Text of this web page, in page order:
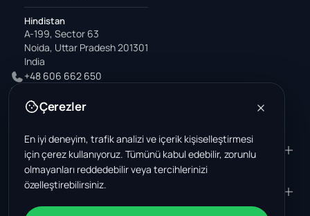
Hindistan
A-199, Sector 63
Noida, Uttar Pradesh 201301
India
+48 606 662 650
office@wastemarkt.com
ÜRÜN
Pazar yeri
Malzemeler - satış
Malzemeler - satın alma
RESOURCES
Supplier Academy
ŞIRKET
Hakkımızda
Çerezler
En iyi deneyim, trafik analizi ve içerik kişiselleştirmesi
için çerez kullanıyoruz. Tümünü kabul edebilir, zorunlu
olmayanları reddedebilir veya tercihlerinizi
özelleştirebilirsiniz.